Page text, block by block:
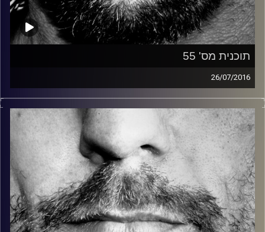
תוכנית מס' 55
26/07/2016
זיפים, מוזיקה מחוספסת של הופעות חיות. הרבה ג'אם, רוק,
בלוז, bluegrass, ג'אז, Fאנק, פרוגרסיב ואפילו אלקטרוניקה.
כל מה שחי, אמיתי ונושם.
עם שמוליק רגב.
קרדיט תמונות: David Goehring